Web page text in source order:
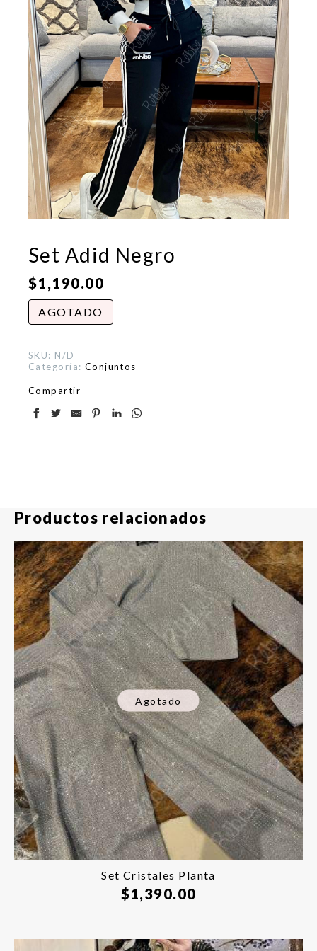
Set Adid Negro
$1,190.00
AGOTADO
SKU: N/D
Categoría: Conjuntos
Compartir
Productos relacionados
Agotado
Set Cristales Planta
$1,390.00